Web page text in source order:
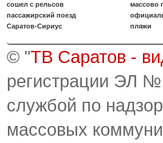
сошел с рельсов
пассажирский поезд
Саратов-Сириус
массово
пляжи
© "ТВ Саратов -
регистрации ЭЛ
службой по
массовых